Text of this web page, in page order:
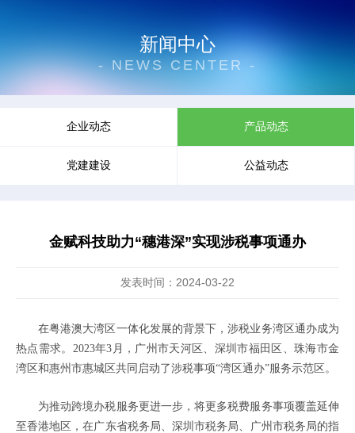
新闻中心
- NEWS CENTER -
企业动态 产品动态
党建建设 公益动态
金赋科技助力“穗港深”实现涉税事项通办
发表时间：2024-03-22
在粤港澳大湾区一体化发展的背景下，涉税业务湾区通办成为
热点需求。2023年3月，广州市天河区、深圳市福田区、珠海市金
湾区和惠州市惠城区共同启动了涉税事项“湾区通办”服务示范区。
为推动跨境办税服务更进一步，将更多税费服务事项覆盖延伸
至香港地区，在广东省税务局、深圳市税务局、广州市税务局的指